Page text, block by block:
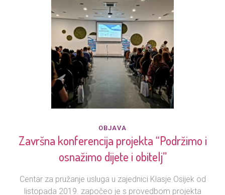
OBJAVA
Završna konferencija projekta “Podržimo i
osnažimo dijete i obitelj”
Centar za pružanje usluga u zajednici Klasje Osijek od
listopada 2019. započeo je s provedbom projekta